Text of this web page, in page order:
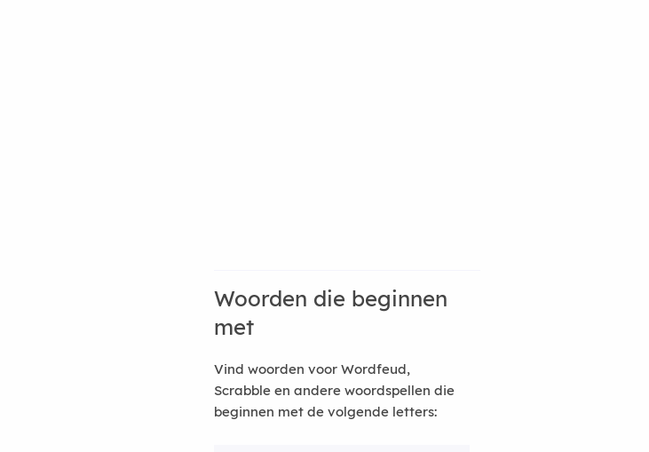
Woorden die beginnen
met
Vind woorden voor Wordfeud,
Scrabble en andere woordspellen die
beginnen met de volgende letters: